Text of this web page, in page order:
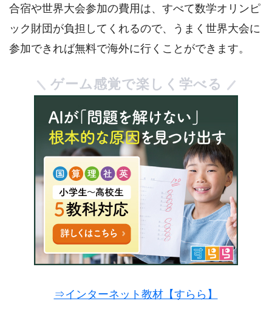
合宿や世界大会参加の費用は、すべて数学オリンピ
ック財団が負担してくれるので、うまく世界大会に
参加できれば無料で海外に行くことができます。
ゲーム感覚で楽しく学べる
⇒インターネット教材【すらら】